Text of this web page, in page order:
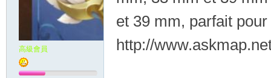
高級會員
et 39 mm, parfait
http://